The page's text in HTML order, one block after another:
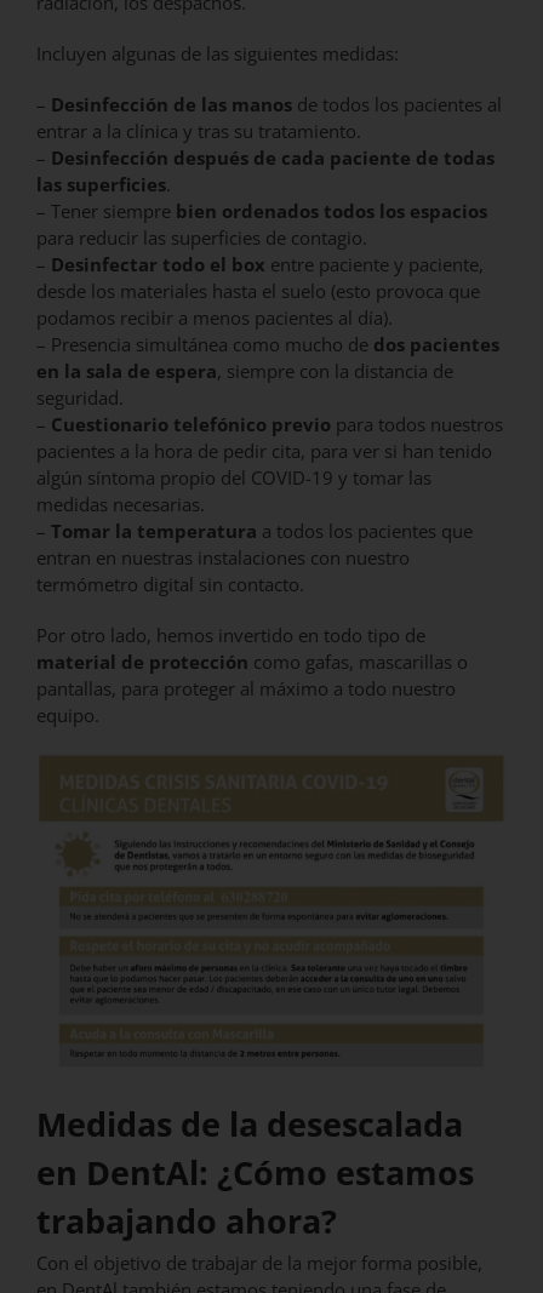
Incluyen algunas de las siguientes medidas:
– Desinfección de las manos de todos los pacientes al
entrar a la clínica y tras su tratamiento.
– Desinfección después de cada paciente de todas
las superficies.
– Tener siempre bien ordenados todos los espacios
para reducir las superficies de contagio.
– Desinfectar todo el box entre paciente y paciente,
desde los materiales hasta el suelo (esto provoca que
podamos recibir a menos pacientes al día).
– Presencia simultánea como mucho de dos pacientes
en la sala de espera, siempre con la distancia de
seguridad.
– Cuestionario telefónico previo para todos nuestros
pacientes a la hora de pedir cita, para ver si han tenido
algún síntoma propio del COVID-19 y tomar las
medidas necesarias.
– Tomar la temperatura a todos los pacientes que
entran en nuestras instalaciones con nuestro
termómetro digital sin contacto.
Por otro lado, hemos invertido en todo tipo de
material de protección como gafas, mascarillas o
pantallas, para proteger al máximo a todo nuestro
equipo.
Medidas de la desescalada
en DentAl: ¿Cómo estamos
trabajando ahora?
Con el objetivo de trabajar de la mejor forma posible,